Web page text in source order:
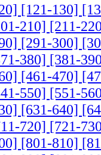
[121-130]
210] [211-
[291-300]
380] [381-
[461-470]
550] [551-
[631-640]
720] [721-
[801-810]